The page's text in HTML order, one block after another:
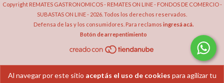
Al navegar por este sitio aceptás el uso de cookies para agilizar tu
Copyright REMATES GASTRONOMICOS - REMATES ON LINE - FONDOS DE COMERCIO -
SUBASTAS ON LINE - 2026. Todos los derechos reservados.
Defensa de las y los consumidores. Para reclamos ingresá acá.
Botón de arrepentimiento